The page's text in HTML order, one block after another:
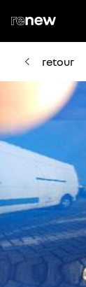
retour